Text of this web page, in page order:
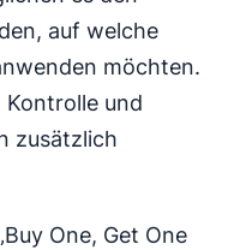
auf welche
möchten.
und
zusätzlich
One, Get One